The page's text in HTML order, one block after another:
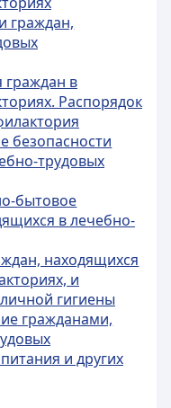
граждан,
граждан в
Распорядок
безопасности
трудовых
бытовое
в лечебно-
находящихся
и
гигиены
гражданами,
и других